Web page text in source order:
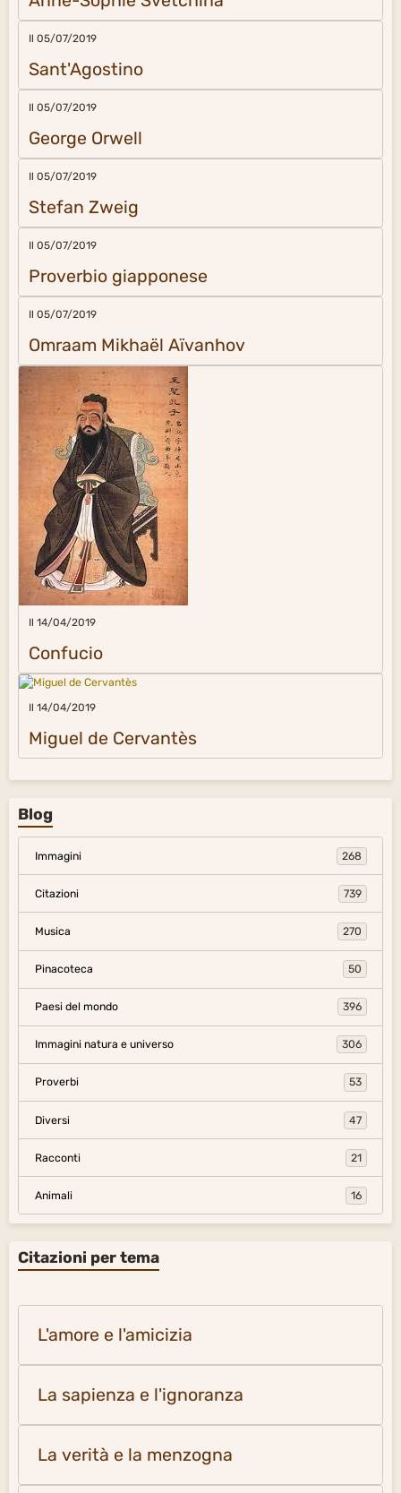
Il 05/07/2019
Sant'Agostino
Il 05/07/2019
George Orwell
Il 05/07/2019
Stefan Zweig
Il 05/07/2019
Proverbio giapponese
Il 05/07/2019
Omraam Mikhaël Aïvanhov
Il 14/04/2019
Confucio
Il 14/04/2019
Miguel de Cervantès
Blog
Immagini 268
Citazioni 739
Musica 270
Pinacoteca 50
Paesi del mondo 396
Immagini natura e universo 306
Proverbi 53
Diversi 47
Racconti 21
Animali 16
Citazioni per tema
L'amore e l'amicizia
La sapienza e l'ignoranza
La verità e la menzogna